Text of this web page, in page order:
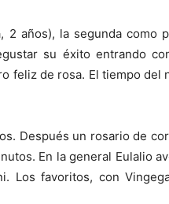
2 años), la segunda como
su éxito entrando
feliz de rosa. El tiempo del
Después un rosario de
En la general Eulalio
Los favoritos, con